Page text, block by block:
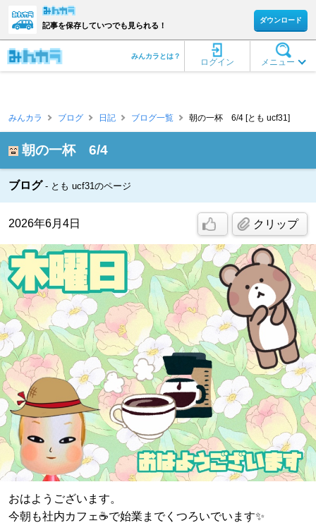
記事を保存していつでも見られる！
ダウンロード
メニュー
ログイン
みんカラとは？
みんカラ ブログ 日記 ブログ一覧 朝の一杯 6/4 [とも ucf31]
朝の一杯 6/4
ブログ とも ucf31のページ
2026年6月4日 クリップ
おはようございます。
今朝も社内カフェ☕️で始業までくつろいでいます✨